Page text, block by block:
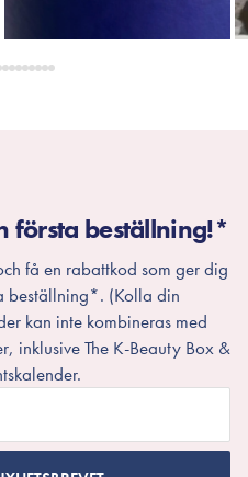
första beställning!*
få en rabattkod som ger dig
beställning*. (Kolla din
kan inte kombineras med
inklusive The K-Beauty Box &